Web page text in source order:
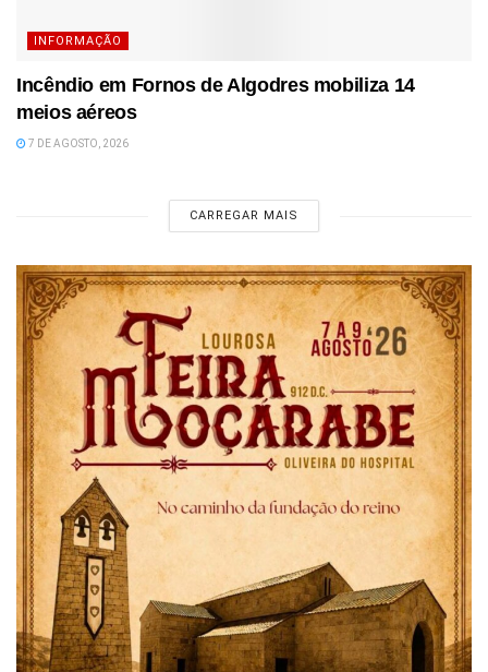
INFORMAÇÃO
Incêndio em Fornos de Algodres mobiliza 14
meios aéreos
7 DE AGOSTO, 2026
CARREGAR MAIS